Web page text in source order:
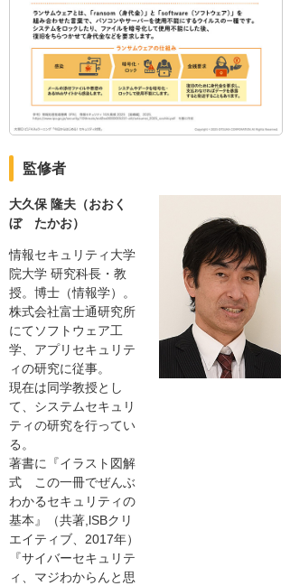
監修者
大久保 隆夫（おおく
ぼ たかお）
情報セキュリティ大学
院大学 研究科長・教
授。博士（情報学）。
株式会社富士通研究所
にてソフトウェア工
学、アプリセキュリテ
ィの研究に従事。
現在は同学教授とし
て、システムセキュリ
ティの研究を行ってい
る。
著書に『イラスト図解
式 この一冊でぜんぶ
わかるセキュリティの
基本』（共著,lSBクリ
エイティブ、2017年）
『サイバーセキュリテ
ィ、マジわからんと思